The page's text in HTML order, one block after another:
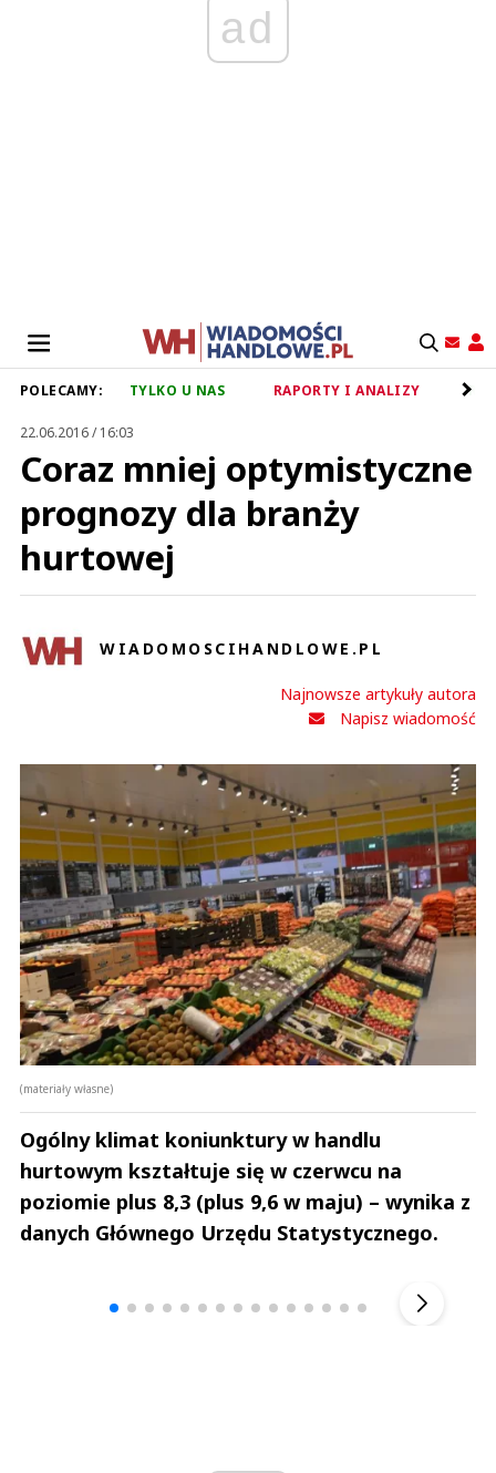
ad
POLECAMY: TYLKO U NAS RAPORTY I ANALIZY
22.06.2016 / 16:03
Coraz mniej optymistyczne
prognozy dla branży
hurtowej
WIADOMOSCIHANDLOWE.PL
Najnowsze artykuły autora
Napisz wiadomość
(materiały własne)
Ogólny klimat koniunktury w handlu
hurtowym kształtuje się w czerwcu na
poziomie plus 8,3 (plus 9,6 w maju) – wynika z
danych Głównego Urzędu Statystycznego.